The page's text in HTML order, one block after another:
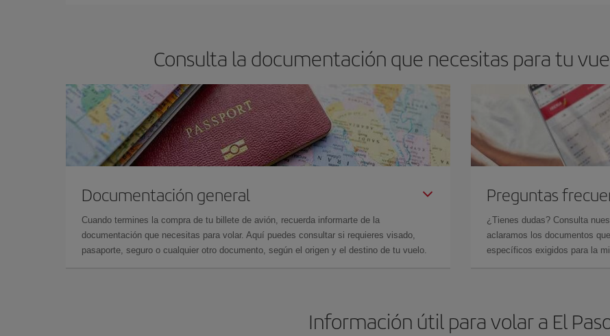
Consulta la documentación que necesitas para tu
Documentación general
Cuando termines la compra de tu billete de avión, recuerda informarte de la
documentación que necesitas para volar. Aquí puedes consultar si requieres visado,
pasaporte, seguro o cualquier otro documento, según el origen y el destino de tu vuelo.
Preguntas
¿Tienes dudas? Consulta
aclaramos los documentos
específicos exigidos para la
Información útil para volar a El